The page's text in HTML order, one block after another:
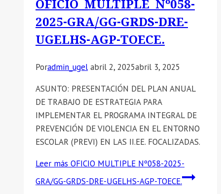
OFICIO MULTIPLE Nº058-
2025-GRA/GG-GRDS-DRE-
UGELHS-AGP-TOECE.
Poradmin_ugel abril 2, 2025abril 3, 2025
ASUNTO: PRESENTACIÓN DEL PLAN ANUAL
DE TRABAJO DE ESTRATEGIA PARA
IMPLEMENTAR EL PROGRAMA INTEGRAL DE
PREVENCIÓN DE VIOLENCIA EN EL ENTORNO
ESCOLAR (PREVI) EN LAS II.EE. FOCALIZADAS.
Leer más OFICIO MULTIPLE Nº058-2025-
GRA/GG-GRDS-DRE-UGELHS-AGP-TOECE.